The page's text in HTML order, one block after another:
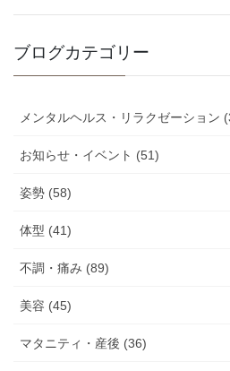
ブログカテゴリー
メンタルヘルス・リラクゼーション
お知らせ・イベント (51)
姿勢 (58)
体型 (41)
不調・痛み (89)
美容 (45)
マタニティ・産後 (36)